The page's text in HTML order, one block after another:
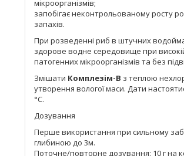
мікроорганізмів;
запобігає неконтрольованому росту
запахів.
При розведенні риб в штучних
здорове водне середовище при
патогенних мікроорганізмів та без
Змішати Комплезім-В з теплою
утворення вологої маси. Дати
°С.
Дозування
Перше використання при сильному
глибиною до 3м.
Поточне/повторне дозування: 10 г на